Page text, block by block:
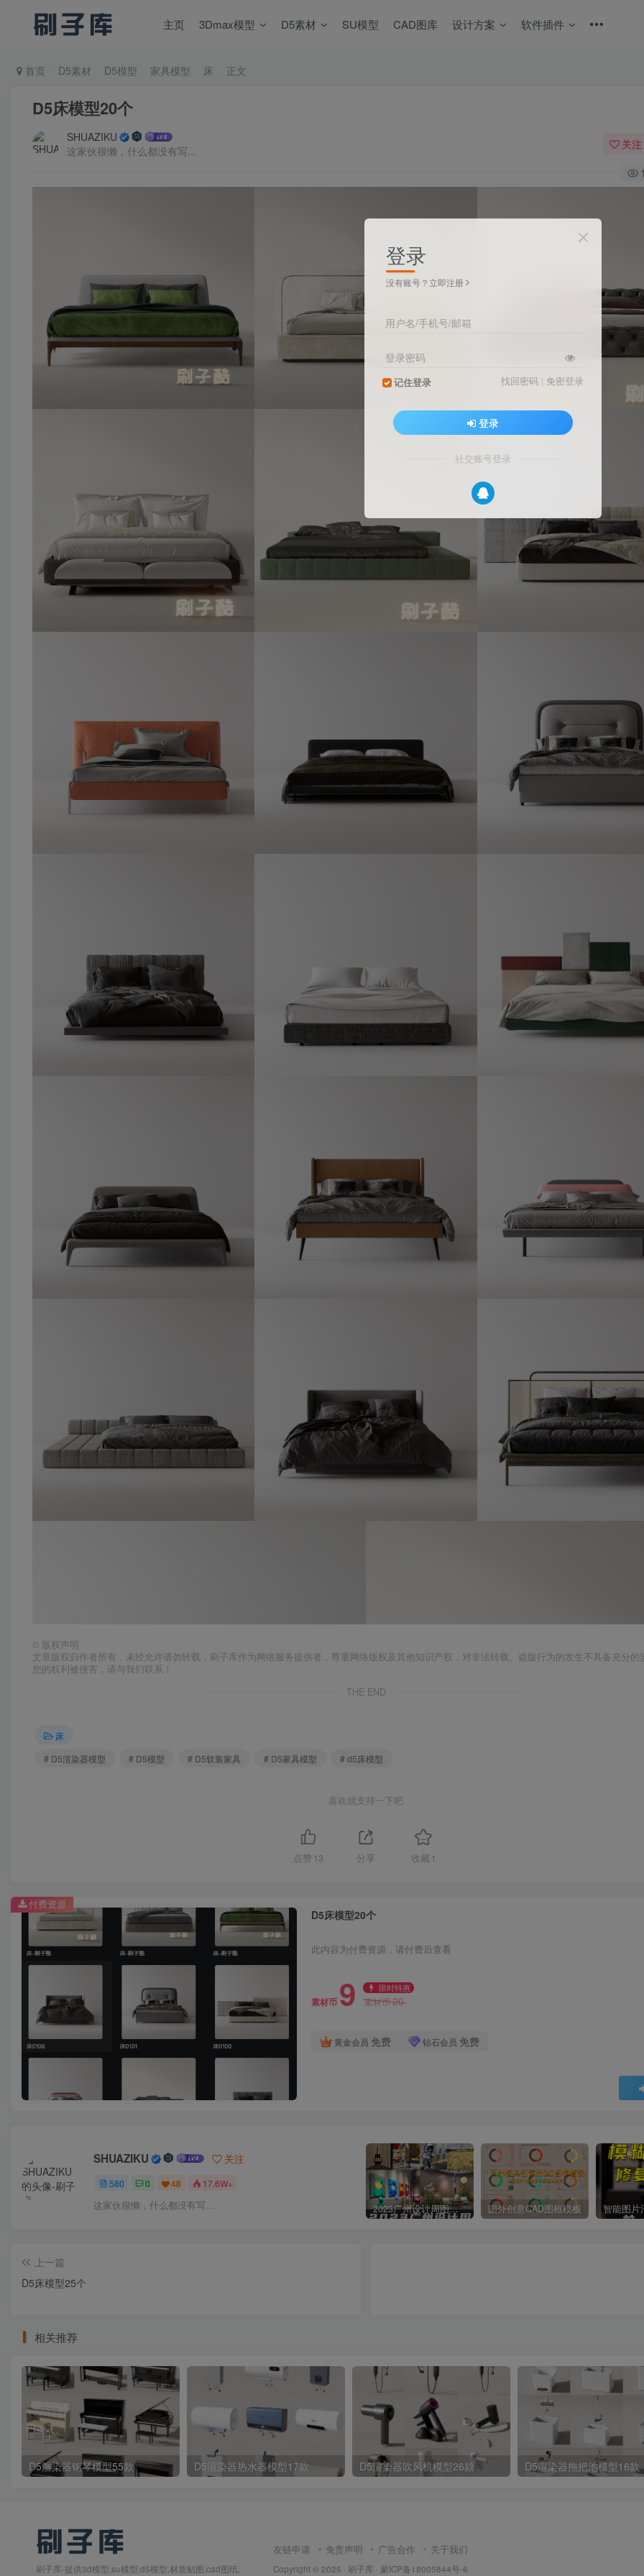
主页 3Dmax模型 D5素材 SU模型 CAD图库 设计方案 软件插件
首页 D5素材 D5模型 家具模型 床 正文
D5床模型20个
SHUAZIKU
这家伙很懒，什么都没有写...
关注
© 版权声明
文章版权归作者所有，未经允许请勿转载，刷子库作为网络服务提供者，尊重网络版权及其他知识产权，对非法转载、盗版行为的发生不具备充分的
您的权利被侵害，请与我们联系！
THE END
床
# D5渲染器模型
# D5模型 # D5软装家具 # D5家具模型 # d5床模型
喜欢就支持一下吧
点赞 13 分享 收藏 1
D5床模型20个
此内容为付费资源，请付费后查看
素材币 9 限时特惠
素材币20
黄金会员 免费 钻石会员 免费
付费资源
SHUAZIKU 关注
580 0 48 17.6W+
这家伙很懒，什么都没有写... 2023广州设计周图集更新至8000多张高清图+联系方式 国外创意CAD图框模板
上一篇
D5床模型25个
相关推荐
D5渲染器钢琴模型55款 D5渲染器热水器模型17款 D5渲染器吹风机模型26款 D5渲染器拖把池模型16款
刷子库-提供3d模型,su模型,d5模型,材质贴图,cad图纸,
友链申请 免责声明 广告合作 关于我们
Copyright © 2025 · 刷子库 · 蒙ICP备18005844号-6
登录
没有账号？立即注册
用户名/手机号/邮箱
登录密码
记住登录 找回密码 | 免密登录
登录
社交账号登录